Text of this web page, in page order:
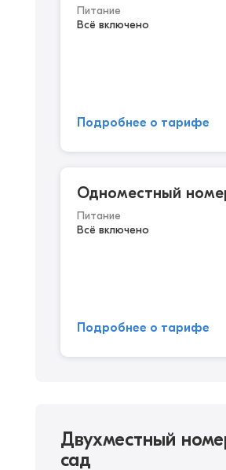
Питание
Всё включено
Подробнее о тарифе
Одноместный
Питание
Всё включено
Подробнее о тарифе
Двухместный
сад